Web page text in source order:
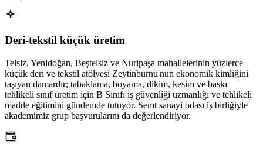
Deri-tekstil küçük üretim
Telsiz, Yenidoğan, Beştelsiz ve Nuripaşa mahallelerinin yüzlerce
küçük deri ve tekstil atölyesi Zeytinburnu'nun ekonomik kimliğini
taşıyan damardır; tabaklama, boyama, dikim, kesim ve baskı
tehlikeli sınıf üretim için B Sınıfı iş güvenliği uzmanlığı ve tehlikeli
madde eğitimini gündemde tutuyor. Semt sanayi odası iş birliğiyle
akademimiz grup başvurularını da değerlendiriyor.